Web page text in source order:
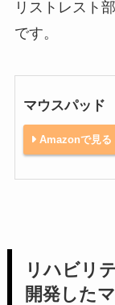
リストレスト
です。
マウスパッド
Amazonで見る
リハビリ
開発した